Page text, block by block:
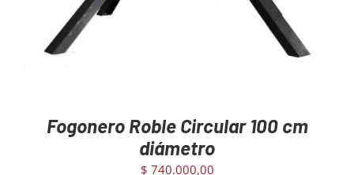
Fogonero Roble Circular 100 cm
diámetro
$ 740.000,00